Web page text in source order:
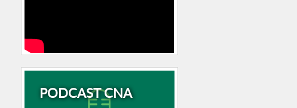
PODCAST CNA